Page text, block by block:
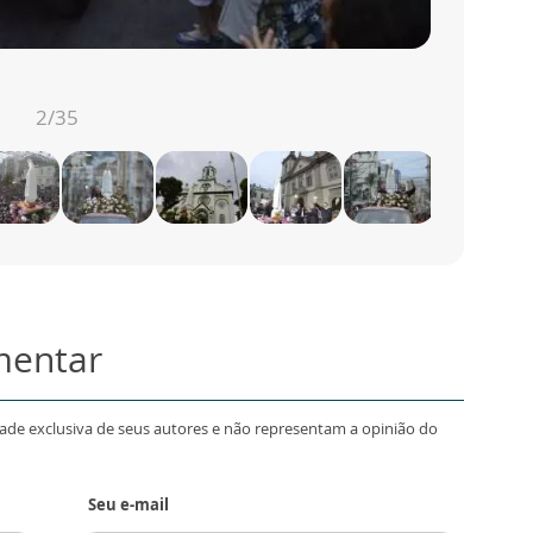
2/35
exclusiva de seus autores e não representam a opinião do
Seu e-mail